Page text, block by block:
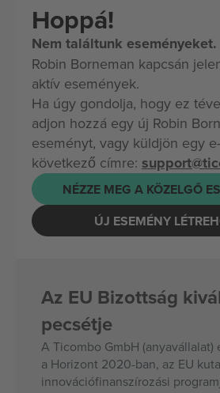
Hoppá!
Nem találtunk eseményeket.
Robin Borneman kapcsán
aktív események.
Ha úgy gondolja, hogy ez
adjon hozzá egy új Robin
eseményt, vagy küldjön egy
következő címre:
NÉZZE MEG A KÖZELGŐ
ÚJ ESEMÉNY
Az EU Bizottság
pecsétje
A Ticombo GmbH (anyavállalat)
a Horizont 2020-ban, az EU
innovációfinanszírozási